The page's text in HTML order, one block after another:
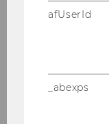
Schnupper-
FlowSession
afUserId
_abexps